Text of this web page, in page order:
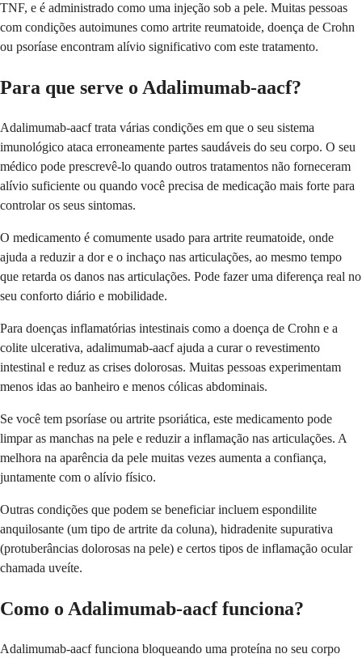
TNF, e é administrado como uma injeção sob a pele. Muitas pessoas
com condições autoimunes como artrite reumatoide, doença de Crohn
ou psoríase encontram alívio significativo com este tratamento.
Para que serve o Adalimumab-aacf?
Adalimumab-aacf trata várias condições em que o seu sistema
imunológico ataca erroneamente partes saudáveis do seu corpo. O seu
médico pode prescrevê-lo quando outros tratamentos não forneceram
alívio suficiente ou quando você precisa de medicação mais forte para
controlar os seus sintomas.
O medicamento é comumente usado para artrite reumatoide, onde
ajuda a reduzir a dor e o inchaço nas articulações, ao mesmo tempo
que retarda os danos nas articulações. Pode fazer uma diferença real no
seu conforto diário e mobilidade.
Para doenças inflamatórias intestinais como a doença de Crohn e a
colite ulcerativa, adalimumab-aacf ajuda a curar o revestimento
intestinal e reduz as crises dolorosas. Muitas pessoas experimentam
menos idas ao banheiro e menos cólicas abdominais.
Se você tem psoríase ou artrite psoriática, este medicamento pode
limpar as manchas na pele e reduzir a inflamação nas articulações. A
melhora na aparência da pele muitas vezes aumenta a confiança,
juntamente com o alívio físico.
Outras condições que podem se beneficiar incluem espondilite
anquilosante (um tipo de artrite da coluna), hidradenite supurativa
(protuberâncias dolorosas na pele) e certos tipos de inflamação ocular
chamada uveíte.
Como o Adalimumab-aacf funciona?
Adalimumab-aacf funciona bloqueando uma proteína no seu corpo